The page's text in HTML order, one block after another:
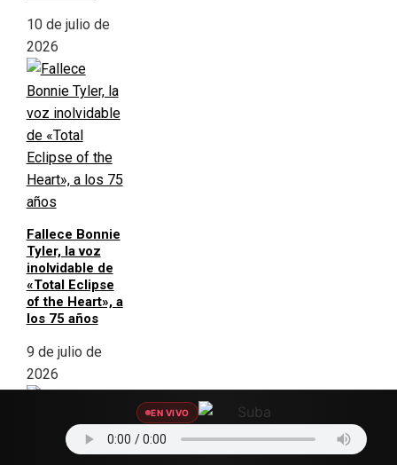
10 de julio de
2026
Fallece Bonnie
Tyler, la voz
inolvidable de
«Total Eclipse
of the Heart», a
los 75 años
9 de julio de
2026
EN VIVO